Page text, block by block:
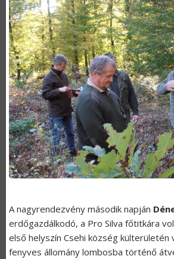
A nagyrendezvény második napján
erdőgazdálkodó, a Pro Silva főtitkára
első helyszín Csehi község külterületén
fenyves állomány lombosba történő